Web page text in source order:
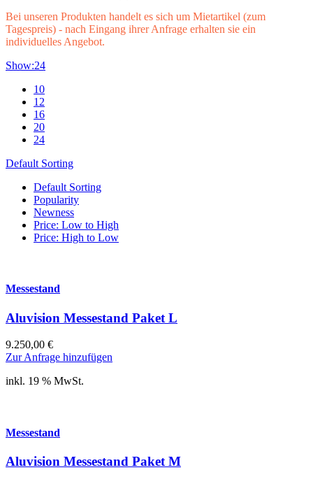
Bei unseren Produkten handelt es sich um Mietartikel (zum
Tagespreis) - nach Eingang ihrer Anfrage erhalten sie ein
individuelles Angebot.
Show:24
10
12
16
20
24
Default Sorting
Default Sorting
Popularity
Newness
Price: Low to High
Price: High to Low
Messestand
Aluvision Messestand Paket L
9.250,00 €
Zur Anfrage hinzufügen
inkl. 19 % MwSt.
Messestand
Aluvision Messestand Paket M